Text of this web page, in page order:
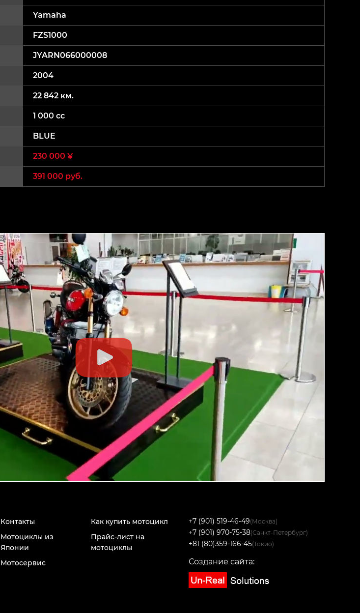
Yamaha
FZS1000
JYARN066000008
2004
22 842 км.
1 000 cc
BLUE
230 000 ¥
391 000 руб.
Контакты
Мотоциклы из
Японии
Мотосервис
Как купить мотоцикл
Прайс-лист на
мотоциклы
+7 (901) 519-46-49(Москва)
+7 (901) 970-75-38(Санкт-Петербург)
+81 (80)359-166-45(Токио)
Создание сайта: